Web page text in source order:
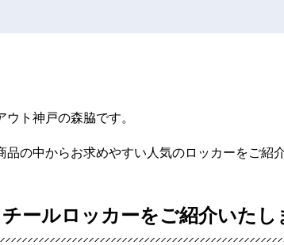
ト神戸の森脇です。
品の中からお求めやすい人気のロッカーをご紹
ールロッカーをご紹介いたし